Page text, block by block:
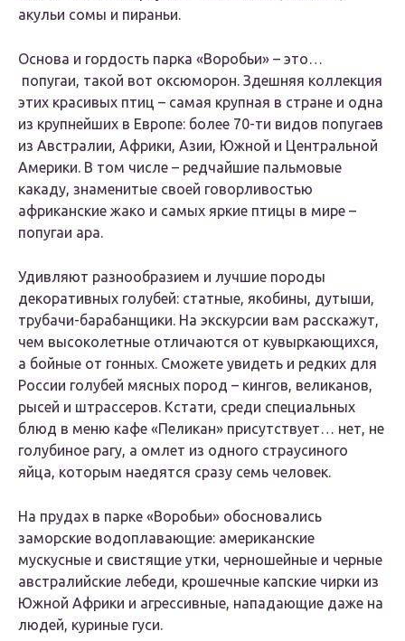
акульи сомы и пираньи.
Основа и гордость парка «Воробьи» – это…
попугаи, такой вот оксюморон. Здешняя коллекция
этих красивых птиц – самая крупная в стране и одна
из крупнейших в Европе: более 70-ти видов попугаев
из Австралии, Африки, Азии, Южной и Центральной
Америки. В том числе – редчайшие пальмовые
какаду, знаменитые своей говорливостью
африканские жако и самых яркие птицы в мире –
попугаи ара.
Удивляют разнообразием и лучшие породы
декоративных голубей: статные, якобины, дутыши,
трубачи-барабанщики. На экскурсии вам расскажут,
чем высоколетные отличаются от кувыркающихся,
а бойные от гонных. Сможете увидеть и редких для
России голубей мясных пород – кингов, великанов,
рысей и штрассеров. Кстати, среди специальных
блюд в меню кафе «Пеликан» присутствует… нет, не
голубиное рагу, а омлет из одного страусиного
яйца, которым наедятся сразу семь человек.
На прудах в парке «Воробьи» обосновались
заморские водоплавающие: американские
мускусные и свистящие утки, черношейные и черные
австралийские лебеди, крошечные капские чирки из
Южной Африки и агрессивные, нападающие даже на
людей, куриные гуси.